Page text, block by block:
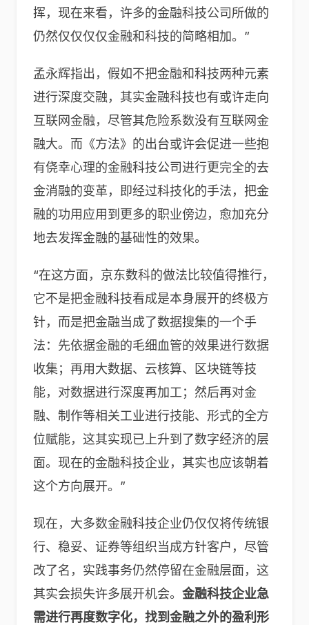
挥，现在来看，许多的金融科技公司所做的
仍然仅仅仅仅金融和科技的简略相加。”
孟永辉指出，假如不把金融和科技两种元素
进行深度交融，其实金融科技也有或许走向
互联网金融，尽管其危险系数没有互联网金
融大。而《方法》的出台或许会促进一些抱
有侥幸心理的金融科技公司进行更完全的去
金消融的变革，即经过科技化的手法，把金
融的功用应用到更多的职业傍边，愈加充分
地去发挥金融的基础性的效果。
“在这方面，京东数科的做法比较值得推行，
它不是把金融科技看成是本身展开的终极方
针，而是把金融当成了数据搜集的一个手
法：先依据金融的毛细血管的效果进行数据
收集；再用大数据、云核算、区块链等技
能，对数据进行深度再加工；然后再对金
融、制作等相关工业进行技能、形式的全方
位赋能，这其实现已上升到了数字经济的层
面。现在的金融科技企业，其实也应该朝着
这个方向展开。”
现在，大多数金融科技企业仍仅仅将传统银
行、稳妥、证券等组织当成方针客户，尽管
改了名，实践事务仍然停留在金融层面，这
其实会损失许多展开机会。 金融科技企业急
需进行再度数字化，找到金融之外的盈利形